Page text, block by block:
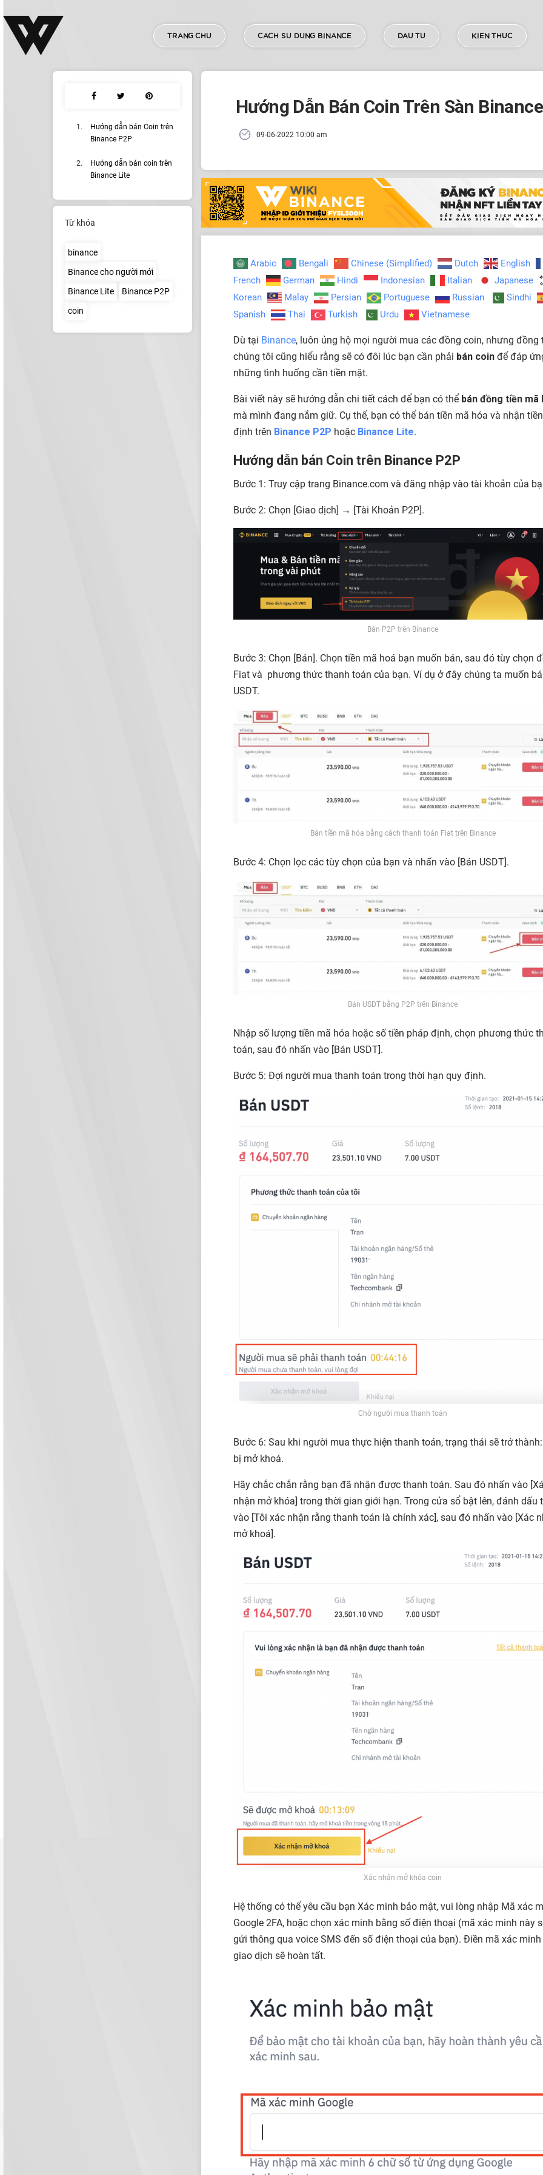
TRANG CHU CACH SU DUNG BINANCE DAU TU KIEN THUC
Hướng dẫn bán Coin trên
Binance P2P
Hướng dẫn bán coin trên
Binance Lite
Từ khóa
binance
Binance cho người mới
Binance Lite
Binance P2P
coin
Hướng Dẫn Bán Coin Trên Sàn Binance
09-06-2022 10:00 am
Arabic Bengali Chinese (Simplified) Dutch
English
French
German Hindi Indonesian Italian
Japanese
Korean
Malay Persian Portuguese Russian
Sindhi
Spanish
Thai Turkish Urdu Vietnamese
Dù tại Binance, luôn ủng hộ mọi người mua các đồng coin, nhưng đồng
chúng tôi cũng hiểu rằng sẽ có đôi lúc bạn cần phải bán coinđể đáp
những tình huống cần tiền mặt.
Bài viết này sẽ hướng dẫn chi tiết cách để bạn có thể bán đồng tiền mã
mà mình đang nắm giữ. Cụ thể, bạn có thể bán tiền mã hóa và nhận
định trên Binance P2P hoặcBinance Lite.
Hướng dẫn bán Coin trên Binance P2P
Bước 1: Truy cập trang Binance.com và đăng nhập vào tài khoản của
Bước 2: Chọn [Giao dịch] → [Tài Khoản P2P].
Bán P2P trên Binance
Bước 3: Chọn [Bán]. Chọn tiền mã hoá bạn muốn bán, sau đó tùy chọn
Fiat và phương thức thanh toán của bạn. Ví dụ ở đây chúng ta muốn
USDT.
Bán tiền mã hóa bằng cách thanh toán Fiat trên Binance
Bước 4: Chọn lọc các tùy chọn của bạn và nhấn vào [Bán USDT].
Bán USDT bằng P2P trên Binance
Nhập số lượng tiền mã hóa hoặc số tiền pháp định, chọn phương thức
toán, sau đó nhấn vào [Bán USDT].
Bước 5: Đợi người mua thanh toán trong thời hạn quy định.
Chờ người mua thanh toán
Bước 6: Sau khi người mua thực hiện thanh toán, trạng thái sẽ trở
bị mở khoá.
Hãy chắc chắn rằng bạn đã nhận được thanh toán. Sau đó nhấn vào [
nhận mở khóa] trong thời gian giới hạn. Trong cửa sổ bật lên, đánh dấu
vào [Tôi xác nhận rằng thanh toán là chính xác], sau đó nhấn vào [Xác
mở khoá].
Xác nhận mở khóa coin
Hệ thống có thể yêu cầu bạn Xác minh bảo mật, vui lòng nhập Mã xác
Google 2FA, hoặc chọn xác minh bằng số điện thoại (mã xác minh này
gửi thông qua voice SMS đến số điện thoại của bạn). Điền mã xác minh
giao dịch sẽ hoàn tất.